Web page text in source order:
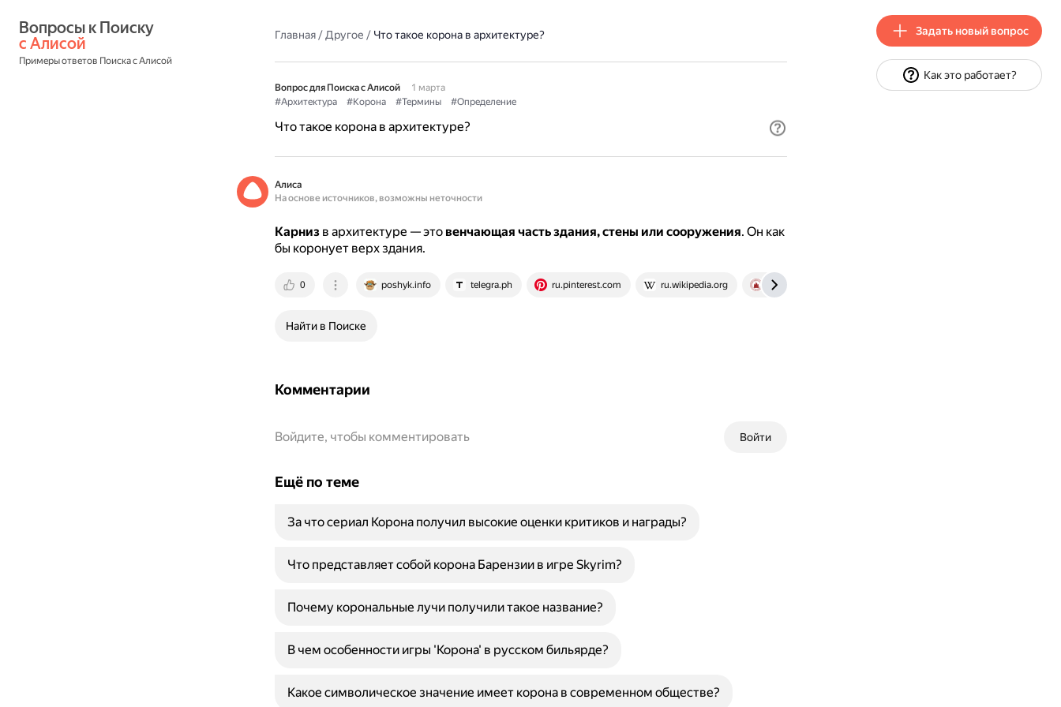
с Алисой
Примеры ответов Поиска с Алисой
Главная/Другое / Что такое корона в архитектуре?
Вопрос для Поиска с Алисой
1 марта
#Архитектура
#Корона #Термины #Определение
Что такое корона в архитектуре?
Алиса
На основе источников, возможны неточности
Карнизв архитектуре — это венчающая часть здания, стены или сооружения. Он как
бы коронует верх здания.
0 poshyk.info telegra.ph ru.pinterest.com ru.wikipedia.org liveinmsk.ru
Найти в Поиске
Комментарии
Войти
Войдите, чтобы комментировать
Ещё по теме
За что сериал Корона получил высокие оценки критиков и награды?
Что представляет собой корона Барензии в игре Skyrim?
Почему корональные лучи получили такое название?
В чем особенности игры 'Корона' в русском бильярде?
Какое символическое значение имеет корона в современном обществе?
Задать новый вопрос
Как это работает?